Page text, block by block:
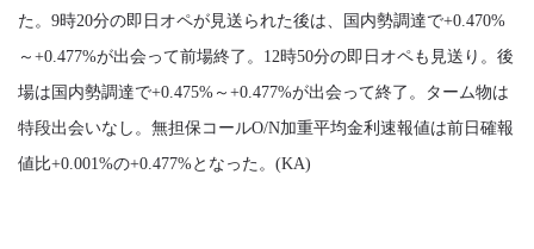
た。9時20分の即日オペが見送られた後は、国内勢調達で+0.470%
～+0.477%が出会って前場終了。12時50分の即日オペも見送り。後
場は国内勢調達で+0.475%～+0.477%が出会って終了。ターム物は
特段出会いなし。無担保コールO/N加重平均金利速報値は前日確報
値比+0.001%の+0.477%となった。(KA)